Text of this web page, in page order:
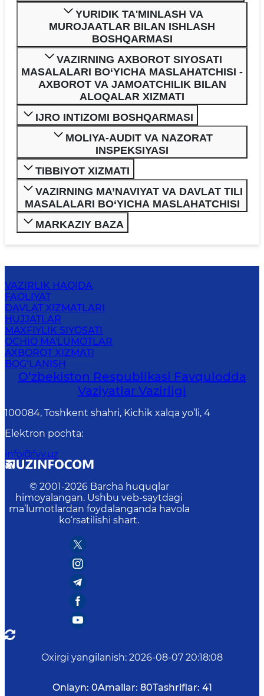
YURIDIK TA'MINLASH VA
MUROJAATLAR BILAN ISHLASH
BOSHQARMASI
VAZIRNING AXBOROT SIYOSATI
MASALALARI BO‘YICHA MASLAHATCHISI -
AXBOROT VA JAMOATCHILIK BILAN
ALOQALAR XIZMATI
IJRO INTIZOMI BOSHQARMASI
MOLIYA-AUDIT VA NAZORAT
INSPEKSIYASI
TIBBIYOT XIZMATI
VAZIRNING MA’NAVIYAT VA DAVLAT TILI
MASALALARI BO‘YICHA MASLAHATCHISI
MARKAZIY BAZA
VAZIRLIK HAQIDA
FAOLIYAT
DAVLAT XIZMATLARI
HUJJATLAR
MAXFIYLIK SIYOSATI
OCHIQ MA'LUMOTLAR
AXBOROT XIZMATI
BOG‘LANISH
O‘zbеkistоn Rеspublikаsi Favqulodda
Vaziyatlar Vazirligi
100084, Toshkent shahri, Kichik xalqa yo’li, 4
Elektron pochta:
info@fvv.uz
© 2001-2026 Barcha huquqlar
himoyalangan. Ushbu veb-saytdagi
ma’lumotlardan foydalanganda havola
ko‘rsatilishi shart.
Oxirgi yangilanish: 2026-08-07 20:18:08
Onlayn: 0Amallar: 80Tashriflar: 41